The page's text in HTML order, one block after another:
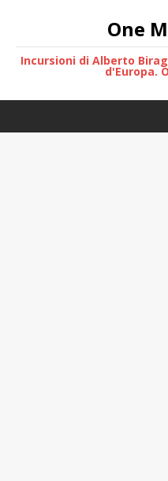
One
Incursioni di Alberto
d'Europa.